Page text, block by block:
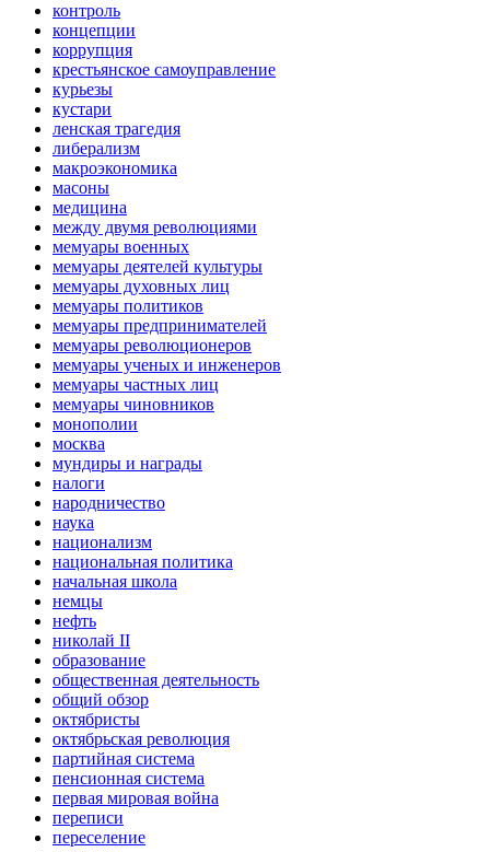
контроль
концепции
коррупция
крестьянское самоуправление
курьезы
кустари
ленская трагедия
либерализм
макроэкономика
масоны
медицина
между двумя революциями
мемуары военных
мемуары деятелей культуры
мемуары духовных лиц
мемуары политиков
мемуары предпринимателей
мемуары революционеров
мемуары ученых и инженеров
мемуары частных лиц
мемуары чиновников
монополии
москва
мундиры и награды
налоги
народничество
наука
национализм
национальная политика
начальная школа
немцы
нефть
николай II
образование
общественная деятельность
общий обзор
октябристы
октябрьская революция
партийная система
пенсионная система
первая мировая война
переписи
переселение